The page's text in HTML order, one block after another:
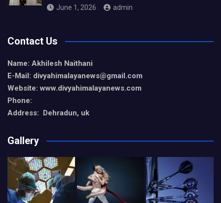
June 1, 2026 admin
Contact Us
Name: Akhilesh Naithani
E-Mail: divyahimalayanews@gmail.com
Website: www.divyahimalayanews.com
Phone:
Address: Dehradun, uk
Gallery